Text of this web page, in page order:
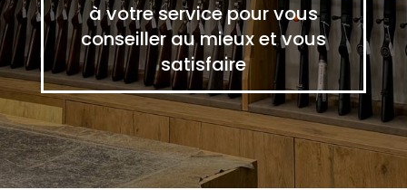
à votre service pour vous
conseiller au mieux et vous
satisfaire